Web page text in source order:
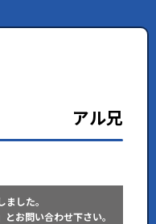
アル兄
した。
お問い合わせ下さい。